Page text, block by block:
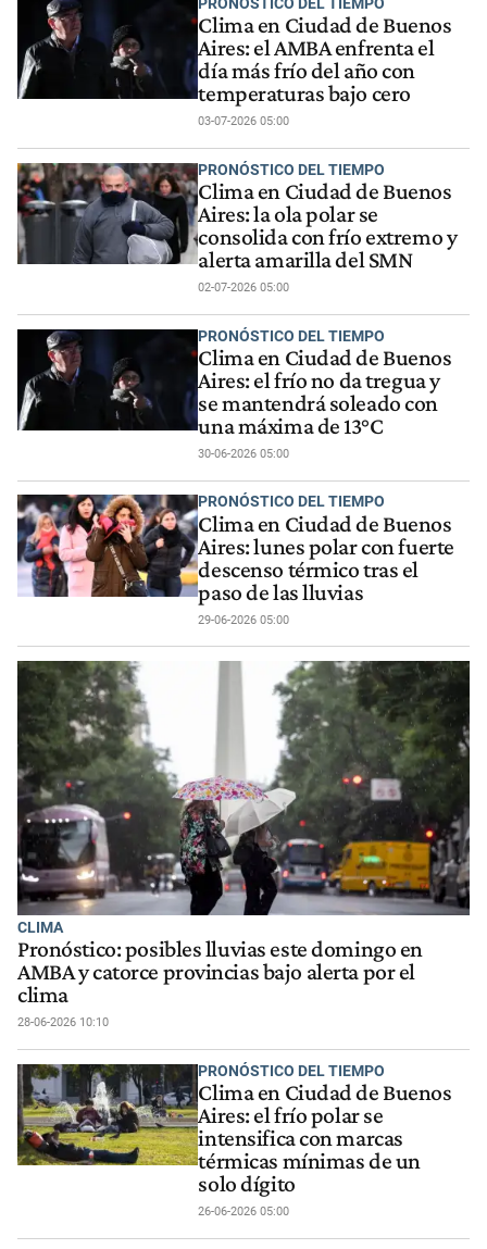
Clima en Ciudad de Buenos
Aires: el AMBA enfrenta el
día más frío del año con
temperaturas bajo cero
03-07-2026 05:00
PRONÓSTICO DEL TIEMPO
Clima en Ciudad de Buenos
Aires: la ola polar se
consolida con frío extremo y
alerta amarilla del SMN
02-07-2026 05:00
PRONÓSTICO DEL TIEMPO
Clima en Ciudad de Buenos
Aires: el frío no da tregua y
se mantendrá soleado con
una máxima de 13°C
30-06-2026 05:00
PRONÓSTICO DEL TIEMPO
Clima en Ciudad de Buenos
Aires: lunes polar con fuerte
descenso térmico tras el
paso de las lluvias
29-06-2026 05:00
CLIMA
Pronóstico: posibles lluvias este domingo en
AMBA y catorce provincias bajo alerta por el
clima
28-06-2026 10:10
PRONÓSTICO DEL TIEMPO
Clima en Ciudad de Buenos
Aires: el frío polar se
intensifica con marcas
térmicas mínimas de un
solo dígito
26-06-2026 05:00